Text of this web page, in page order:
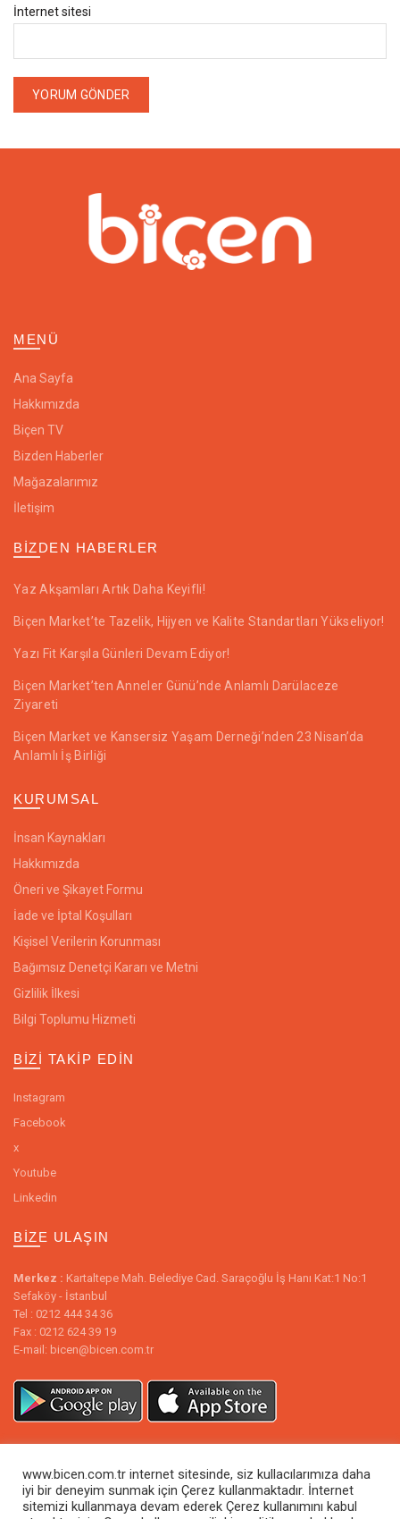
İnternet sitesi
MENÜ
Ana Sayfa
Hakkımızda
Biçen TV
Bizden Haberler
Mağazalarımız
İletişim
BIZDEN HABERLER
Yaz Akşamları Artık Daha Keyifli!
Biçen Market’te Tazelik, Hijyen ve Kalite Standartları Yükseliyor!
Yazı Fit Karşıla Günleri Devam Ediyor!
Biçen Market’ten Anneler Günü’nde Anlamlı Darülaceze
Ziyareti
Biçen Market ve Kansersiz Yaşam Derneği’nden 23 Nisan’da
Anlamlı İş Birliği
KURUMSAL
İnsan Kaynakları
Hakkımızda
Öneri ve Şikayet Formu
İade ve İptal Koşulları
Kişisel Verilerin Korunması
Bağımsız Denetçi Kararı ve Metni
Gizlilik İlkesi
Bilgi Toplumu Hizmeti
BIZI TAKIP EDIN
Instagram
Facebook
x
Youtube
Linkedin
BIZE ULAŞIN
Merkez : Kartaltepe Mah. Belediye Cad. Saraçoğlu İş Hanı Kat:1 No:1
Sefaköy - İstanbul
Tel : 0212 444 34 36
Fax : 0212 624 39 19
E-mail: bicen@bicen.com.tr
www.bicen.com.tr internet sitesinde, siz kullacılarımıza daha
iyi bir deneyim sunmak için Çerez kullanmaktadır. İnternet
sitemizi kullanmaya devam ederek Çerez kullanımını kabul